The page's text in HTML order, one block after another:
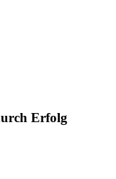
Erfolg